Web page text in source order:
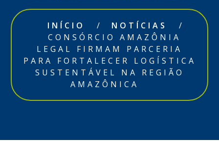
INÍCIO / NOTÍCIAS
/
CONSÓRCIO AMAZÔNIA
LEGAL FIRMAM PARCERIA
PARA FORTALECER LOGÍSTICA
SUSTENTÁVEL NA REGIÃO
AMAZÔNICA